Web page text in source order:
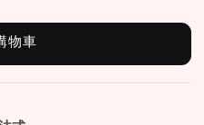
物車